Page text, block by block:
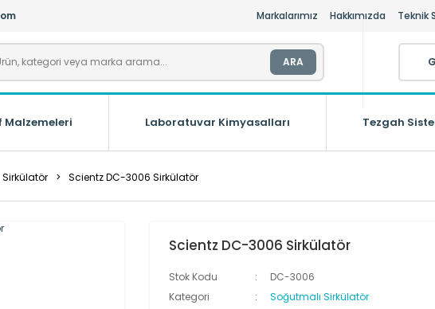
Markalarımız Hakkımızda Teknik
ARA
Malzemeleri Laboratuvar Kimyasalları Tezgah
Scientz DC-3006 Sirkülatör
Scientz DC-3006 Sirkülatör
Stok Kodu
DC-3006
Kategori
Soğutmalı Sirkülatör